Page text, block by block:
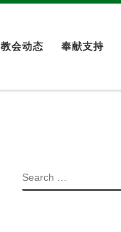
教会动态 奉献支持